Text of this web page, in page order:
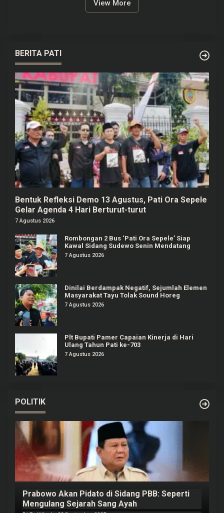
View More
BERITA PATI
Bentuk Refleksi Demo 13 Agustus, Pati Ora Sepele
Gelar Agenda 4 Hari Berturut-turut
7 Agustus 2026
Rombongan 2 Bus ‘Pati Ora Sepele’ Siap
Kawal Sidang Sudewo Senin Mendatang
7 Agustus 2026
Dinilai Berdampak Negatif, Sejumlah Elemen
Masyarakat Tayu Tolak Sound Horeg
7 Agustus 2026
Plt Bupati Pamer Capaian Kinerja di Hari
Ulang Tahun Pati ke-703
7 Agustus 2026
POLITIK
Prabowo Akan Pidato di Sidang PBB: Seperti
Mengulang Sejarah Sang Ayah